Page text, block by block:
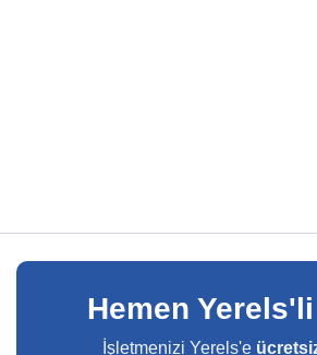
Hemen
İşletmenizi Yerels'e